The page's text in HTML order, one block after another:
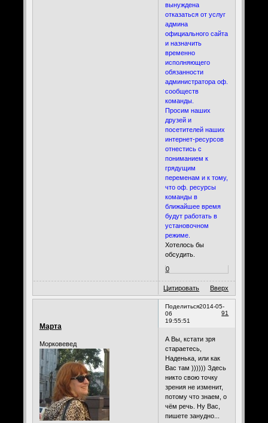
вынуждена
отказаться от услуг
админа
официального сайта
и назначить
временно
исполняющего
обязанности
администратора оф.
сообществ
команды.
Просим наших
друзей и
посетителей наших
интернет-ресурсов
отнестись с
пониманием к
грядущим
переменам и к тому,
что оф. ресурсы
команды в
ближайшее время
будут работать в
установочном
режиме.
Хотелось бы
обсудить.
0
Цитировать Вверх
Поделиться
91
2014-05-
06
19:55:51
Марта
Морковевед
А Вы, кстати зря
стараетесь,
Наденька, или как
Вас там )))))) Здесь
никто свою точку
зрения не изменит,
потому что знаем, о
чём речь. Ну Вас,
пишете занудно...